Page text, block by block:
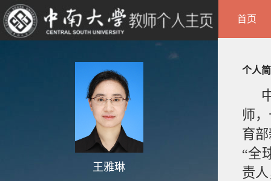
王雅琳
首页
个人
师
育
“全
责